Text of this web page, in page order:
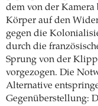
dem von der Kamera
Körper auf den
gegen die
durch die
Sprung von der
vorgezogen. Die
Alternative
Gegenüberstellung: